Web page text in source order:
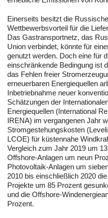
Einerseits besitzt die
Wettbewerbsvorteil für die
Das Gastransportnetz, das
Union verbindet, könnte für
genutzt werden. Doch eine für
einschränkende Bedingung ist
das Fehlen freier
erneuerbaren Energiequellen
Inbetriebnahme neuer
Schätzungen der
Energiequellen (International
IRENA) im vergangenen Jahr
Stromgestehungskosten
LCOE) für küstennahe
Vergleich zum Jahr 2019 um
Offshore-Anlagen um neun
Photovoltaik-Anlagen um
2010 bis einschließlich 2020
Projekte um 85 Prozent
und die Offshore-
Prozent.